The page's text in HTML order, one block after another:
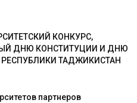
КОНКУРС,
ДНЮ КОНСТИТУЦИИ И ДНЮ
РЕСПУБЛИКИ ТАДЖИКИСТАН
партнеров